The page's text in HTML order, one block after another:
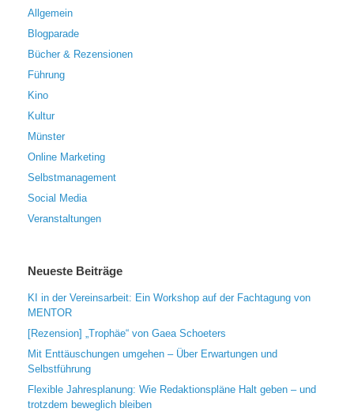
Allgemein
Blogparade
Bücher & Rezensionen
Führung
Kino
Kultur
Münster
Online Marketing
Selbstmanagement
Social Media
Veranstaltungen
Neueste Beiträge
KI in der Vereinsarbeit: Ein Workshop auf der Fachtagung von
MENTOR
[Rezension] „Trophäe“ von Gaea Schoeters
Mit Enttäuschungen umgehen – Über Erwartungen und
Selbstführung
Flexible Jahresplanung: Wie Redaktionspläne Halt geben – und
trotzdem beweglich bleiben